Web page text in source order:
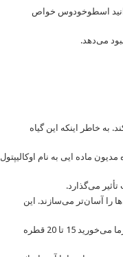
اسطوخودوس خواص
می‌دهد.
به خاطر اینکه این گیاه
ماده ایی به نام اوکالیپتول
می‌گذارد.
را آسان‌تر می‌سازند. این
15 تا 20 قطره